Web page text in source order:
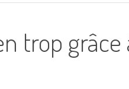
trop grâce